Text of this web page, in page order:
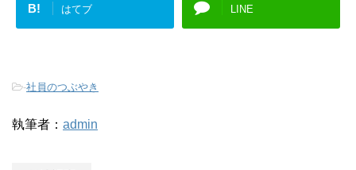
B! はてブ LINE
-社員のつぶやき
執筆者： admin